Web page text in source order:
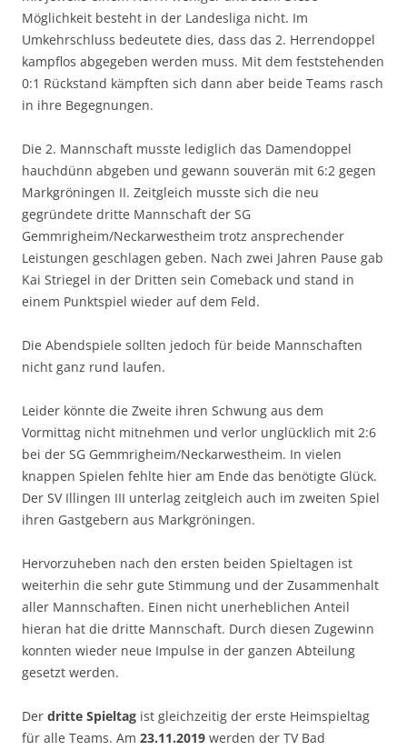
Möglichkeit besteht in der Landesliga nicht. Im
Umkehrschluss bedeutete dies, dass das 2. Herrendoppel
kampflos abgegeben werden muss. Mit dem feststehenden
0:1 Rückstand kämpften sich dann aber beide Teams rasch
in ihre Begegnungen.
Die 2. Mannschaft musste lediglich das Damendoppel
hauchdünn abgeben und gewann souverän mit 6:2 gegen
Markgröningen II. Zeitgleich musste sich die neu
gegründete dritte Mannschaft der SG
Gemmrigheim/Neckarwestheim trotz ansprechender
Leistungen geschlagen geben. Nach zwei Jahren Pause gab
Kai Striegel in der Dritten sein Comeback und stand in
einem Punktspiel wieder auf dem Feld.
Die Abendspiele sollten jedoch für beide Mannschaften
nicht ganz rund laufen.
Leider könnte die Zweite ihren Schwung aus dem
Vormittag nicht mitnehmen und verlor unglücklich mit 2:6
bei der SG Gemmrigheim/Neckarwestheim. In vielen
knappen Spielen fehlte hier am Ende das benötigte Glück.
Der SV Illingen III unterlag zeitgleich auch im zweiten Spiel
ihren Gastgebern aus Markgröningen.
Hervorzuheben nach den ersten beiden Spieltagen ist
weiterhin die sehr gute Stimmung und der Zusammenhalt
aller Mannschaften. Einen nicht unerheblichen Anteil
hieran hat die dritte Mannschaft. Durch diesen Zugewinn
konnten wieder neue Impulse in der ganzen Abteilung
gesetzt werden.
Der dritte Spieltag ist gleichzeitig der erste Heimspieltag
für alle Teams. Am 23.11.2019 werden der TV Bad